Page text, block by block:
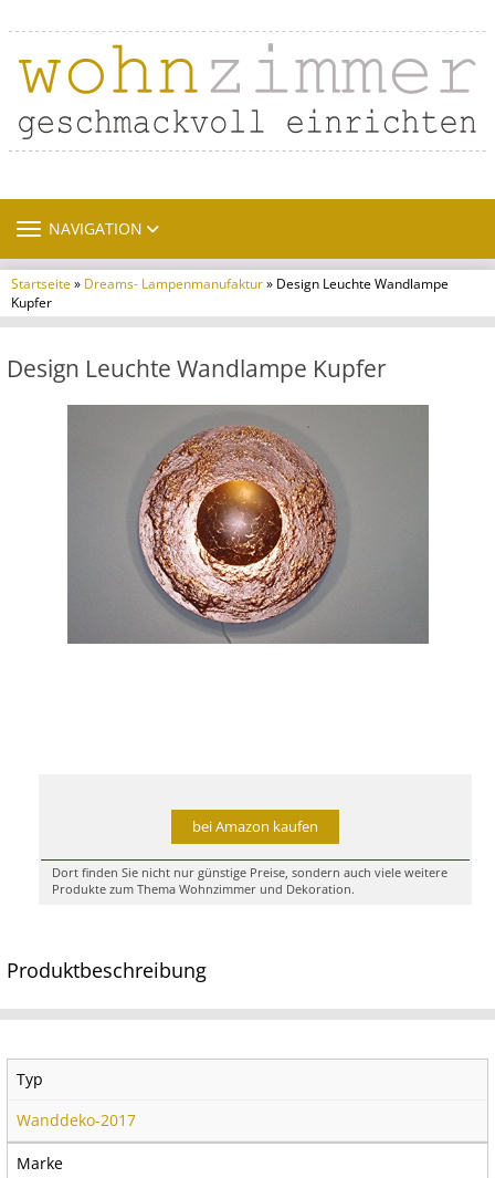
TOGGLE NAVIGATION
NAVIGATION
Startseite» Dreams- Lampenmanufaktur» Design Leuchte Wandlampe
Kupfer
Design Leuchte Wandlampe Kupfer
bei Amazon kaufen
Dort finden Sie nicht nur günstige Preise, sondern auch viele weitere
Produkte zum Thema Wohnzimmer und Dekoration.
Produktbeschreibung
Typ
Wanddeko-2017
Marke